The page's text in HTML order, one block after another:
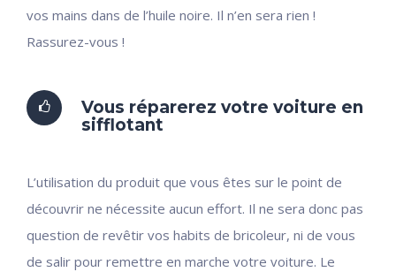
vos mains dans de l’huile noire. Il n’en sera rien !
Rassurez-vous !
Vous réparerez votre voiture en
sifflotant
L’utilisation du produit que vous êtes sur le point de
découvrir ne nécessite aucun effort. Il ne sera donc pas
question de revêtir vos habits de bricoleur, ni de vous
de salir pour remettre en marche votre voiture. Le